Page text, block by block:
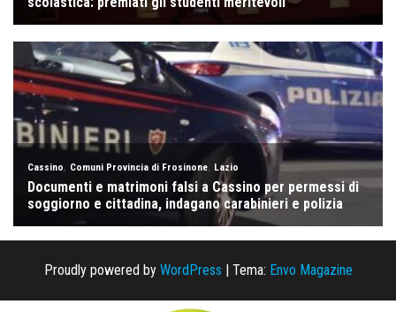
Proudly powered by WordPress Tema: Envo Magazine